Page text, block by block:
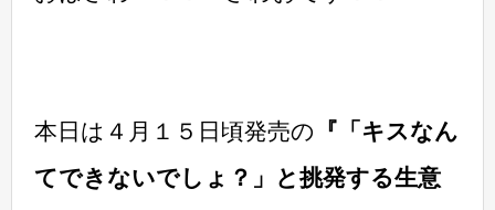
本日は４月１５日頃発売の 『「キスなん
てできないでしょ？」と挑発する生意